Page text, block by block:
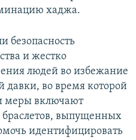
хаджа.
безопасность
и жестко
людей во избежание
давки, во время которой
меры включают
выпущенных
идентифицировать